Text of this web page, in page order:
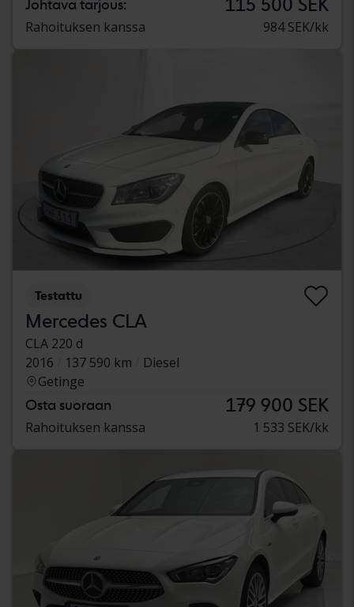
Johtava tarjous:
Rahoituksen kanssa 984 SEK/kk
Testattu
Mercedes CLA
CLA 220 d
2016
137 590 km
Diesel
Getinge
Osta suoraan 179 900 SEK
Rahoituksen kanssa 1 533 SEK/kk